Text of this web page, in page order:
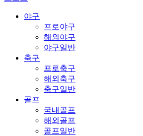
야구
프로야구
해외야구
야구일반
축구
프로축구
해외축구
축구일반
골프
국내골프
해외골프
골프일반